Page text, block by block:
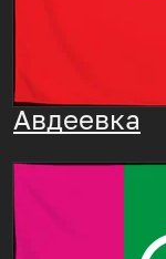
Авдеевка